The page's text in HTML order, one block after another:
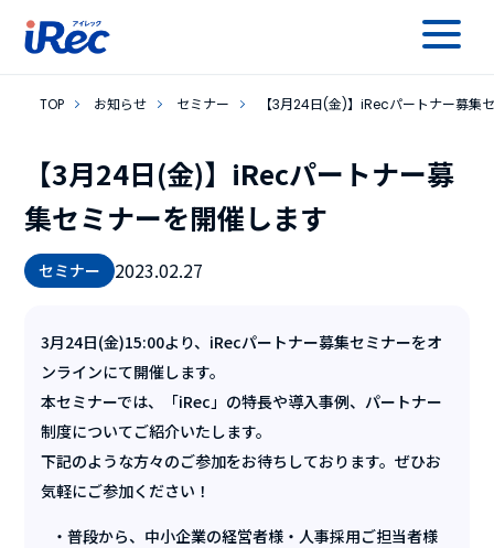
TOP お知らせ セミナー 【3月24日(金)】iRecパートナー募集
【3月24日(金)】iRecパートナー募
集セミナーを開催します
セミナー 2023.02.27
3月24日(金)15:00より、iRecパートナー募集セミナーをオ
ンラインにて開催します。
本セミナーでは、「iRec」の特長や導入事例、パートナー
制度についてご紹介いたします。
下記のような方々のご参加をお待ちしております。ぜひお
気軽にご参加ください！
普段から、中小企業の経営者様・人事採用ご担当者様